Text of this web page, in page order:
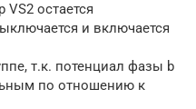
VS2 остается
и включается
т.к. потенциал фазы b
по отношению к